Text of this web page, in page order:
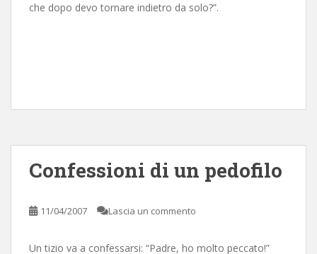
che dopo devo tornare indietro da solo?”.
Confessioni di un pedofilo
11/04/2007 Lascia un commento
Un tizio va a confessarsi: “Padre, ho molto peccato!”